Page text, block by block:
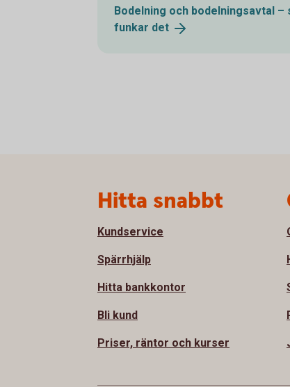
Bodelning och bodelningsavtal –
funkar det
Hitta snabbt
Kundservice
Spärrhjälp
Hitta bankkontor
Bli kund
Priser, räntor och kurser